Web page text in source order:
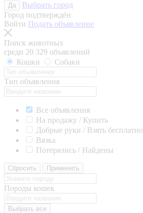
Да
Выбрать город
Город подтверждён
Войти Подать объявление
Поиск животных
среди 20 329 объявлений
Кошки
Собаки
Тип объявления
Все объявления
На продажу / Купить
Добрые руки / Взять бесплатно
Вязка
Потерялись / Найдены
Сбросить Применить
Породы кошек
Выбрать все